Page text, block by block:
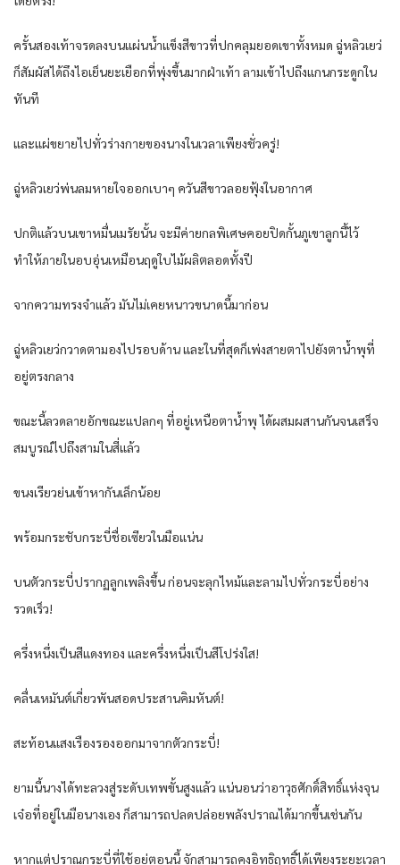
ครั้นสองเท้าจรดลงบนแผ่นน้ำแข็งสีขาวที่ปกคลุมยอดเขาทั้งหมด ฉู่หลิวเยว่
ก็สัมผัสได้ถึงไอเย็นยะเยือกที่พุ่งขึ้นมากฝ่าเท้า ลามเข้าไปถึงแกนกระดูกใน
ทันที
และแผ่ขยายไปทั่วร่างกายของนางในเวลาเพียงชั่วครู่!
ฉู่หลิวเยว่พ่นลมหายใจออกเบาๆ ควันสีขาวลอยฟุ้งในอากาศ
ปกติแล้วบนเขาหมื่นเมรัยนั้น จะมีค่ายกลพิเศษคอยปิดกั้นภูเขาลูกนี้ไว้
ทำให้ภายในอบอุ่นเหมือนฤดูใบไม้ผลิตลอดทั้งปี
จากความทรงจำแล้ว มันไม่เคยหนาวขนาดนี้มาก่อน
ฉู่หลิวเยว่กวาดตามองไปรอบด้าน และในที่สุดก็เพ่งสายตาไปยังตาน้ำพุที่
อยู่ตรงกลาง
ขณะนี้ลวดลายอักขณะแปลกๆ ที่อยู่เหนือตาน้ำพุ ได้ผสมผสานกันจนเสร็จ
สมบูรณ์ไปถึงสามในสี่แล้ว
ขนงเรียวย่นเข้าหากันเล็กน้อย
พร้อมกระชับกระบี่ชื่อเซียวในมือแน่น
บนตัวกระบี่ปรากฏลูกเพลิงขึ้น ก่อนจะลุกไหม้และลามไปทั่วกระบี่อย่าง
รวดเร็ว!
ครึ่งหนึ่งเป็นสีแดงทอง และครึ่งหนึ่งเป็นสีโปร่งใส!
คลื่นเหมันต์เกี่ยวพันสอดประสานคิมหันต์!
สะท้อนแสงเรืองรองออกมาจากตัวกระบี่!
ยามนี้นางได้ทะลวงสู่ระดับเทพขั้นสูงแล้ว แน่นอนว่าอาวุธศักดิ์สิทธิ์แห่งจุน
เจ๋อที่อยู่ในมือนางเอง ก็สามารถปลดปล่อยพลังปราณได้มากขึ้นเช่นกัน
หากแต่ปราณกระบี่ที่ใช้อยู่ตอนนี้ จักสามารถคงอิทธิฤทธิ์ได้เพียงระยะเวลา